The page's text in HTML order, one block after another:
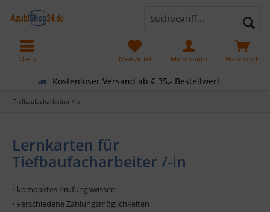
Kostenloser Versand ab € 35,- Bestellwert
Warenkorb
Merkzettel Mein Konto
Menü
Tiefbaufacharbeiter /in
Lernkarten für
Tiefbaufacharbeiter /-in
• kompaktes Prüfungswissen
• verschiedene Zahlungsmöglichkeiten